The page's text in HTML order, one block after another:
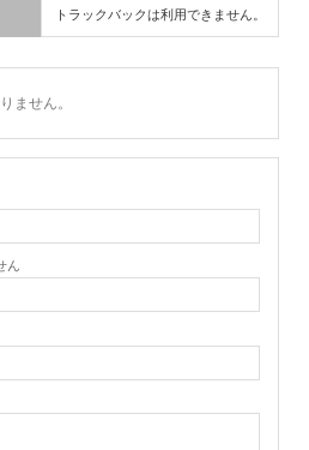
トラックバックは利用できません。
ません。
ん